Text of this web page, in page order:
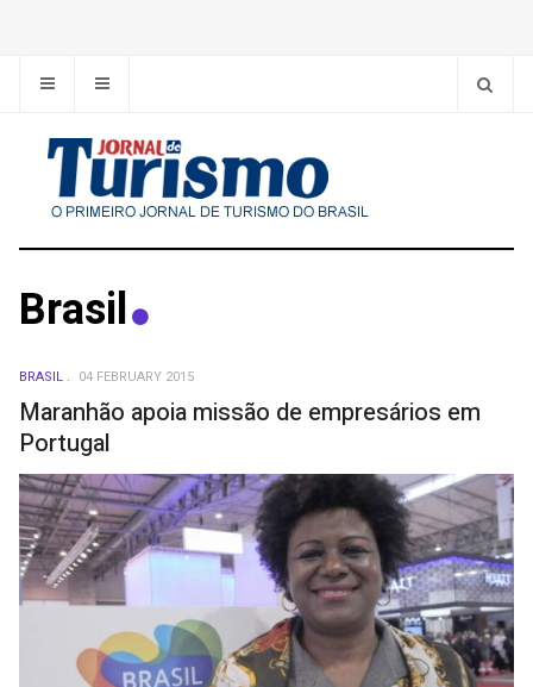
Brasil
BRASIL 04 FEBRUARY 2015
Maranhão apoia missão de empresários em
Portugal